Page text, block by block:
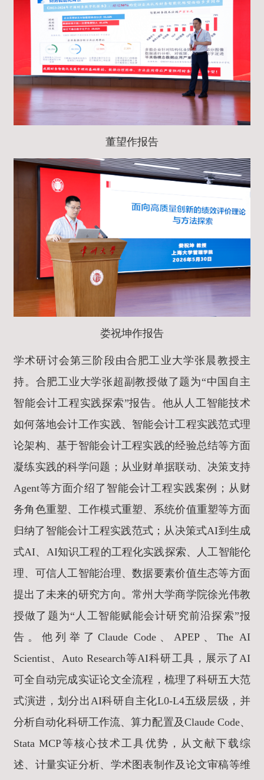
董望作报告
娄祝坤作报告
学术研讨会第三阶段由合肥工业大学张晨 教授主
持。合肥工业大学张超副教授做了题为“中国自主
智能会计工程实践探索”报告。他从人工智能技术
如何落地会计工作实践、智能会计工程实践范式理
论架构、基于智能会计工程实践的经验总结等方面
凝练实践的科学问题；从业财单据联动、决策支持
Agent等方面介绍了智能会计工程实践案例；从财
务角色重塑、工作模式重塑、系统价值重塑等方面
归纳了智能会计工程实践范式；从决策式AI到生成
式AI、AI知识工程的工程化实践探索、人工智能伦
理、可信人工智能治理、数据要素价值生态等方面
提出了未来的研究方向。常州大学商学院徐光伟教
授做了题为“人工智能赋能会计研究前沿探索”报
告。他列举了Claude Code、APEP、The AI
Scientist、Auto Research等AI科研工具，展示了AI
可全自动完成实证论文全流程，梳理了科研五大范
式演进，划分出AI科研自主化L0-L4五级层级，并
分析自动化科研工作流、算力配置及Claude Code、
Stata MCP等核心技术工具优势，从文献下载综
述、计量实证分析、学术图表制作及论文审稿等维